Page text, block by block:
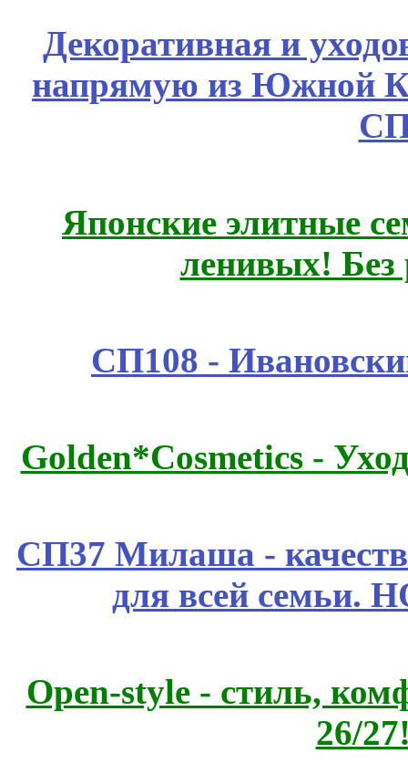
Декоративная и
напрямую из
Японские элитные
ленивых!
СП108 -
Golden*Cosmetics -
СП37 Милаша -
для всей семьи.
Open-style - стиль,
26/